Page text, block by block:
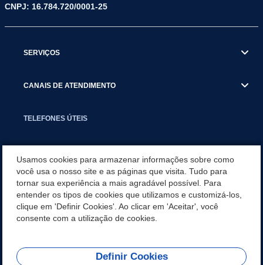
CNPJ: 16.784.720/0001-25
SERVIÇOS
CANAIS DE ATENDIMENTO
TELEFONES ÚTEIS
NOTÍCIAS
APLICATIVO
Usamos cookies para armazenar informações sobre como
você usa o nosso site e as páginas que visita. Tudo para
tornar sua experiência a mais agradável possível. Para
entender os tipos de cookies que utilizamos e customizá-los,
clique em 'Definir Cookies'. Ao clicar em 'Aceitar', você
consente com a utilização de cookies.
Definir Cookies